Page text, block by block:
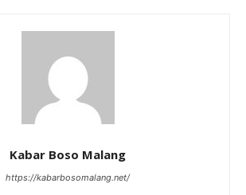
Kabar Boso Malang
https://kabarbosomalang.net/